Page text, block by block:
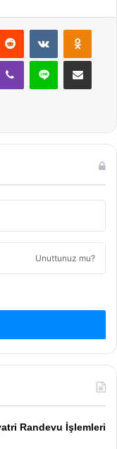
Reddit VKontakte
Viber Line E-Posta ile
Unuttunuz mu?
Randevu İşlemleri